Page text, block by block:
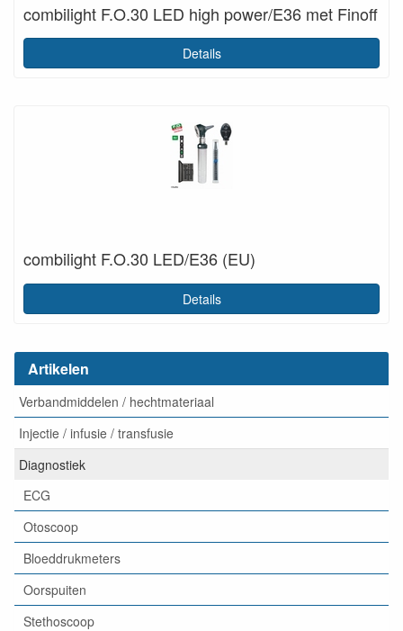
combilight F.O.30 LED high power/E36 met Finoff
Details
combilight F.O.30 LED/E36 (EU)
Details
Artikelen
Verbandmiddelen / hechtmateriaal
Injectie / infusie / transfusie
Diagnostiek
ECG
Otoscoop
Bloeddrukmeters
Oorspuiten
Stethoscoop